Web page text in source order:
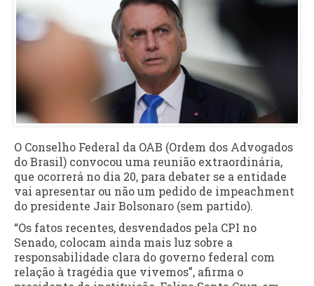
O Conselho Federal da OAB (Ordem dos Advogados
do Brasil) convocou uma reunião extraordinária,
que ocorrerá no dia 20, para debater se a entidade
vai apresentar ou não um pedido de impeachment
do presidente Jair Bolsonaro (sem partido).
“Os fatos recentes, desvendados pela CPI no
Senado, colocam ainda mais luz sobre a
responsabilidade clara do governo federal com
relação à tragédia que vivemos”, afirma o